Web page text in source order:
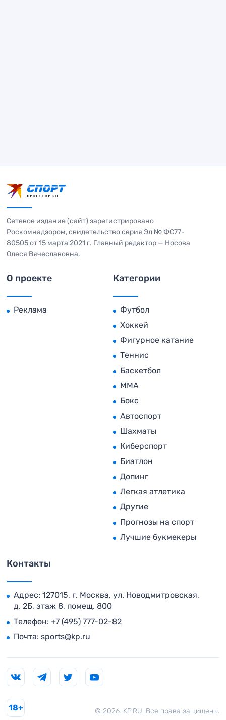
Сетевое издание (сайт) зарегистрировано
Роскомнадзором, свидетельство серия Эл № ФС77-
80505 от 15 марта 2021 г. Главный редактор — Носова
Олеся Вячеславовна.
О проекте
Реклама
Категории
Футбол
Хоккей
Фигурное катание
Теннис
Баскетбол
MMA
Бокс
Автоспорт
Шахматы
Киберспорт
Биатлон
Допинг
Легкая атлетика
Другие
Прогнозы на спорт
Лучшие букмекеры
Контакты
Адрес: 127015, г. Москва, ул. Новодмитровская,
д. 2Б, этаж 8, помещ. 800
Телефон: +7 (495) 777-02-82
Почта: sports@kp.ru
© 2026. KP.RU. Все права защищены.
18+